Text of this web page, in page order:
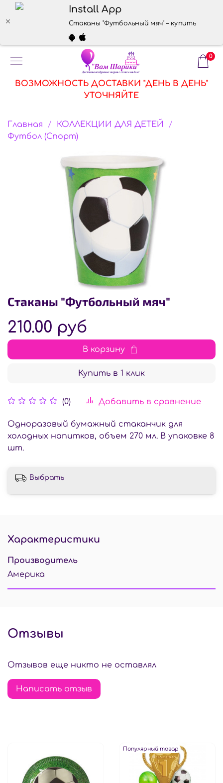
Install App
Стаканы "Футбольный мяч" – купить в
0
ВОЗМОЖНОСТЬ ДОСТАВКИ "ДЕНЬ В ДЕНЬ"
УТОЧНЯЙТЕ
Главная
КОЛЛЕКЦИИ ДЛЯ ДЕТЕЙ
Футбол (Спорт)
Стаканы "Футбольный мяч"
(0) Добавить в сравнение
210.00 руб
В корзину
Купить в 1 клик
Одноразовый бумажный стаканчик для
холодных напитков, объем 270 мл. В упаковке 8
шт.
Выбрать
Характеристики
Производитель
Америка
Отзывы
Отзывов еще никто не оставлял
Написать отзыв
Популярный товар